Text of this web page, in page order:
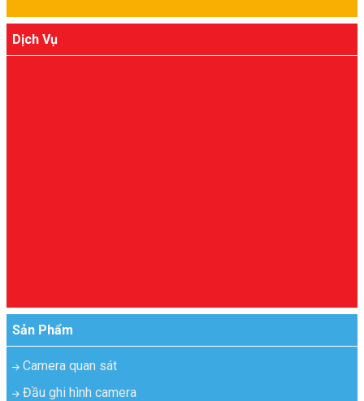
Dịch Vụ
Sản Phẩm
Camera quan sát
Đầu ghi hình camera